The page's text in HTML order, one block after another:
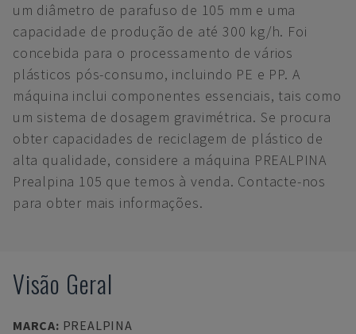
um diâmetro de parafuso de 105 mm e uma
capacidade de produção de até 300 kg/h. Foi
concebida para o processamento de vários
plásticos pós-consumo, incluindo PE e PP. A
máquina inclui componentes essenciais, tais como
um sistema de dosagem gravimétrica. Se procura
obter capacidades de reciclagem de plástico de
alta qualidade, considere a máquina PREALPINA
Prealpina 105 que temos à venda. Contacte-nos
para obter mais informações.
Visão Geral
MARCA: PREALPINA